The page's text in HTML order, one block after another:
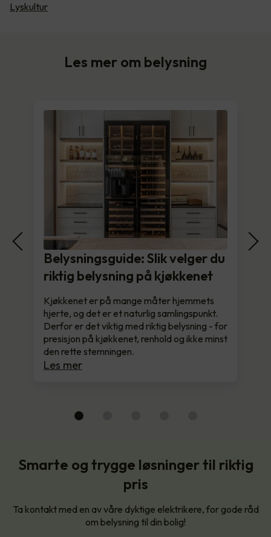
Lyskultur
Les mer om belysning
Belysningsguide: Slik velger du
riktig belysning på kjøkkenet
Kjøkkenet er på mange måter hjemmets
hjerte, og det er et naturlig samlingspunkt.
Derfor er det viktig med riktig belysning - for
presisjon på kjøkkenet, renhold og ikke minst
den rette stemningen.
Les mer
Smarte og trygge løsninger til riktig
pris
Ta kontakt med en av våre dyktige elektrikere, for gode råd
om belysning til din bolig!